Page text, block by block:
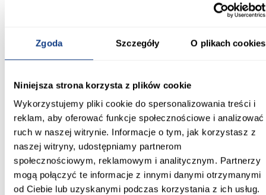
Zgoda Szczegóły O plikach cookies
Niniejsza strona korzysta z plików cookie
Wykorzystujemy pliki cookie do spersonalizowania treści i
reklam, aby oferować funkcje społecznościowe i analizować
ruch w naszej witrynie. Informacje o tym, jak korzystasz z
naszej witryny, udostępniamy partnerom
społecznościowym, reklamowym i analitycznym. Partnerzy
mogą połączyć te informacje z innymi danymi otrzymanymi
od Ciebie lub uzyskanymi podczas korzystania z ich usług.
Długość pow. spania [cm]:
200.00
Powierzchnia spania [cm]:
200x200
Materac w komplecie:
Bez materaca